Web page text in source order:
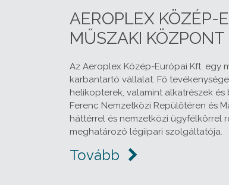
AEROPLEX KÖZÉP-
MŰSZAKI KÖZPONT
Az Aeroplex Közép-Európai Kft. egy
karbantartó vállalat. Fő
helikopterek, valamint alkatrészek
Ferenc Nemzetközi Repülőtéren és
háttérrel és nemzetközi ügyfélkörrel
meghatározó légiipari szolgáltatója.
Tovább